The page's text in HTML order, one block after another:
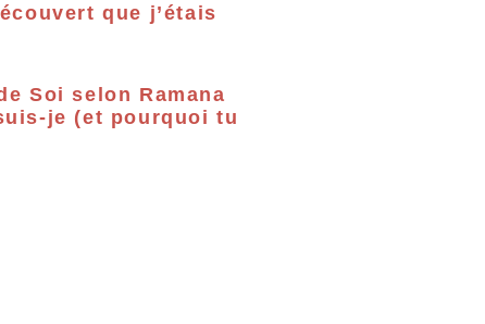
que j’étais
Soi selon Ramana
je (et pourquoi tu